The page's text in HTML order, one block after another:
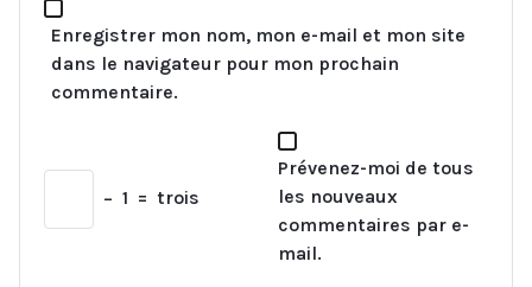
Enregistrer mon nom, mon e-mail et mon site
dans le navigateur pour mon prochain
commentaire.
− 1 = trois
Prévenez-moi de tous
les nouveaux
commentaires par e-
mail.